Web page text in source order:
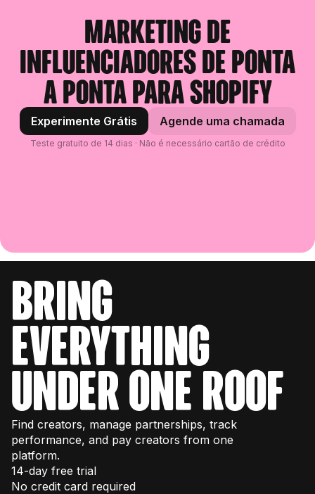
Marketing de
influenciadores de ponta
a ponta para Shopify
Experimente Grátis Agende uma chamada
Teste gratuito de 14 dias · Não é necessário cartão de crédito
bring
everything
under one roof
Find creators, manage partnerships, track
performance, and pay creators from one
platform.
14-day free trial
No credit card required